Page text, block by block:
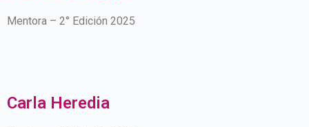
Mentora – 2° Edición 2025
Carla Heredia